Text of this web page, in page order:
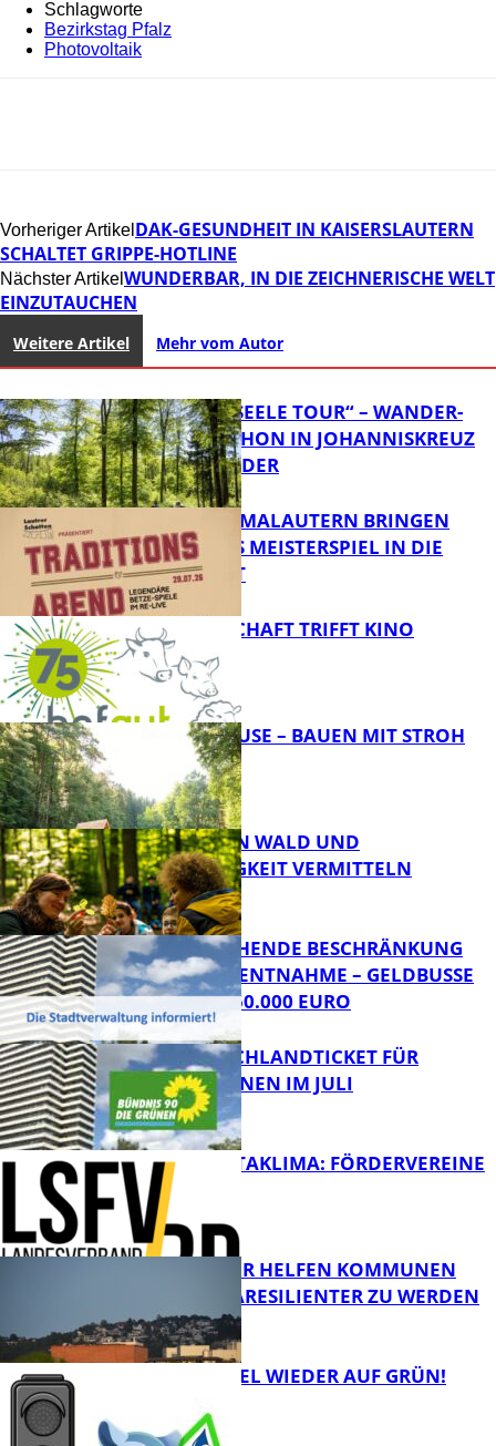
Schlagworte
Bezirkstag Pfalz
Photovoltaik
Vorheriger Artikel DAK-GESUNDHEIT IN KAISERSLAUTERN
SCHALTET GRIPPE-HOTLINE
Nächster Artikel WUNDERBAR, IN DIE ZEICHNERISCHE WELT
EINZUTAUCHEN
Weitere Artikel Mehr vom Autor
FB Kultur
„HERZ UND SEELE TOUR“ – WANDER-
HALBMARATHON IN JOHANNISKREUZ
STARTET WIEDER
FB News
FCK UND KLIMALAUTERN BRINGEN
LEGENDÄRES MEISTERSPIEL IN DIE
INNENSTADT
FB News
LANDWIRTSCHAFT TRIFFT KINO
Bildung
GOLDEN HOUSE – BAUEN MIT STROH
Bildung
FASZINATION WALD UND
NACHHALTIGKEIT VERMITTELN
FB News
VORÜBERGEHENDE BESCHRÄNKUNG
DER WASSERENTNAHME – GELDBUSSE V
ON BIS ZU 50.000 EURO
FB News
KEIN DEUTSCHLANDTICKET FÜR
SCHÜLER*INNEN IM JULI
FB News
GUT FÜRS KITAKLIMA: FÖRDERVEREINE
SIND COOL!
Umwelt
GRÜNDÄCHER HELFEN KOMMUNEN
DABEI KLIMARESILIENTER ZU WERDEN
WASSERAMPEL WIEDER AUF GRÜN!